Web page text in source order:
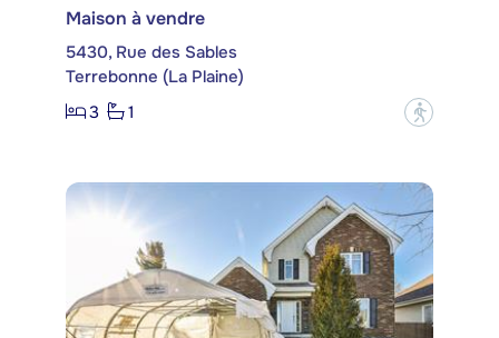
Maison à vendre
5430, Rue des Sables
Terrebonne (La Plaine)
3
1 ?